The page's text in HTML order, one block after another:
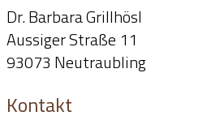
Dr. Barbara Grillhösl
Aussiger Straße 11
93073 Neutraubling
Kontakt